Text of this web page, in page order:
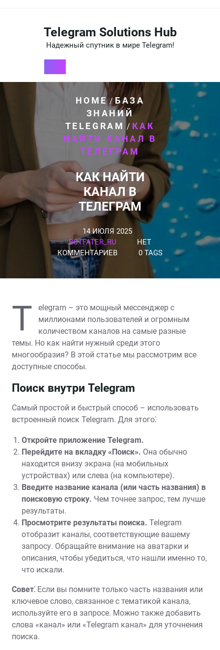
содержимомуTelegram Solutions Hub
Надежный спутник в мире Telegram!
HOME/БАЗА
ЗНАНИЙ
TELEGRAM / КАК
НАЙТИ КАНАЛ В
ТЕЛЕГРАМ
КАК НАЙТИ
КАНАЛ В
ТЕЛЕГРАМ
14 ИЮЛЯ 2025
BOTFATER_RU
НЕТ
КОММЕНТАРИЕВ
0 TAGS
T
elegram – это мощный мессенджер с
миллионами пользователей и огромным
количеством каналов на самые разные
темы. Но как найти нужный среди этого
многообразия? В этой статье мы рассмотрим все
доступные способы.
Поиск внутри Telegram
Самый простой и быстрый способ – использовать
встроенный поиск Telegram. Для этого⁚
Откройте приложение Telegram.
Перейдите на вкладку «Поиск». Она обычно
находится внизу экрана (на мобильных
устройствах) или слева (на компьютере).
Введите название канала (или часть названия) в
поисковую строку. Чем точнее запрос‚ тем лучше
результаты.
Просмотрите результаты поиска. Telegram
отобразит каналы‚ соответствующие вашему
запросу. Обращайте внимание на аватарки и
описания‚ чтобы убедиться‚ что нашли именно то‚
что искали.
Совет⁚ Если вы помните только часть названия или
ключевое слово‚ связанное с тематикой канала‚
используйте его в запросе. Можно также добавить
слова «канал» или «Telegram канал» для уточнения
поиска.